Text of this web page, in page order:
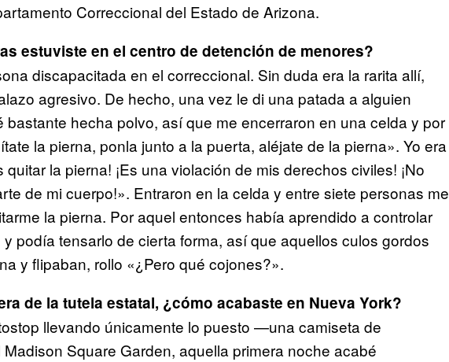
Correccional del Estado de Arizona.
estuviste en el centro de detención de menores?
discapacitada en el correccional. Sin duda era la rarita allí,
agresivo. De hecho, una vez le di una patada a alguien
bastante hecha polvo, así que me encerraron en una celda y por
la pierna, ponla junto a la puerta, aléjate de la pierna». Yo era
quitar la pierna! ¡Es una violación de mis derechos civiles! ¡No
de mi cuerpo!». Entraron en la celda y entre siete personas me
la pierna. Por aquel entonces había aprendido a controlar
podía tensarlo de cierta forma, así que aquellos culos gordos
y flipaban, rollo «¿Pero qué cojones?».
de la tutela estatal, ¿cómo acabaste en Nueva York?
llevando únicamente lo puesto —una camiseta de
Square Garden, aquella primera noche acabé